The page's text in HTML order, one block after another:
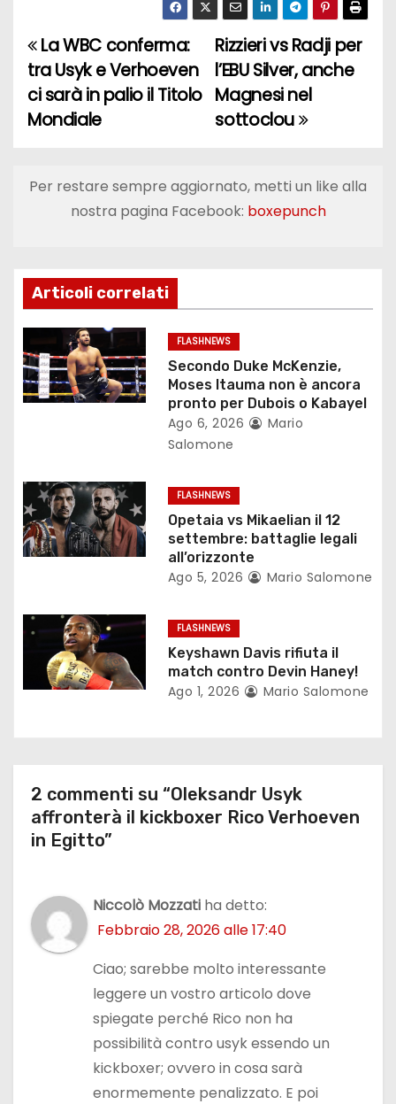
N
a
v
g
z
i
o
n
r
t
c
l
Rizzieri vs Radji per
l’EBU Silver, anche
Magnesi nel
sottoclou
La WBC conferma:
tra Usyk e Verhoeven
ci sarà in palio il Titolo
Mondiale
Per restare sempre aggiornato, metti un like alla
nostra pagina Facebook: boxepunch
Articoli correlati
FLASHNEWS
Secondo Duke McKenzie,
Moses Itauma non è ancora
pronto per Dubois o Kabayel
Ago 6, 2026
Mario
Salomone
FLASHNEWS
Opetaia vs Mikaelian il 12
settembre: battaglie legali
all’orizzonte
Ago 5, 2026 Mario Salomone
FLASHNEWS
Keyshawn Davis rifiuta il
match contro Devin Haney!
Ago 1, 2026 Mario Salomone
2 commenti su “Oleksandr Usyk
affronterà il kickboxer Rico Verhoeven
in Egitto”
Niccolò Mozzati ha detto:
Febbraio 28, 2026 alle 17:40
Ciao; sarebbe molto interessante
leggere un vostro articolo dove
spiegate perché Rico non ha
possibilità contro usyk essendo un
kickboxer; ovvero in cosa sarà
enormemente penalizzato. E poi